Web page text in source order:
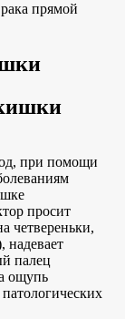
прямой
при помощи
просит
четвереньки,
надевает
палец
ощупь